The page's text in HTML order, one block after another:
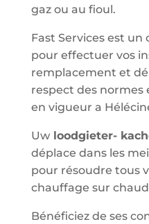
gaz ou au fioul.
Fast Services est
pour effectuer vos
remplacement et
respect des
en vigueur a
Uwloodgieter-
déplace dans les
pour résoudre tous
chauffage sur
Bénéficiez de ses